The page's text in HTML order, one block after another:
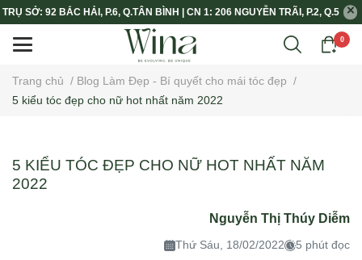
TRỤ SỞ: 92 BẮC HẢI, P.6, Q.TÂN BÌNH | CN 1: 206 NGUYỄN TRÃI, P.2, Q.5
0
Trang chủ / Blog Làm Đẹp - Bí quyết cho mái tóc đẹp /
5 kiểu tóc đẹp cho nữ hot nhất năm 2022
5 KIỂU TÓC ĐẸP CHO NỮ HOT NHẤT NĂM
2022
Nguyễn Thị Thúy Diễm
Thứ Sáu, 18/02/2022 5 phút đọc